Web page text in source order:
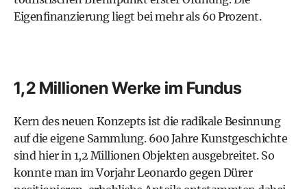
Eigenfinanzierung liegt bei mehr als 60 Prozent.
1,2 Millionen Werke im Fundus
Kern des neuen Konzepts ist die radikale Besinnung
auf die eigene Sammlung. 600 Jahre Kunstgeschichte
sind hier in 1,2 Millionen Objekten ausgebreitet. So
konnte man im Vorjahr Leonardo gegen Dürer